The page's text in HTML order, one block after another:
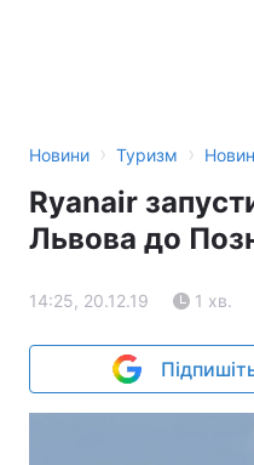
Новини › Туризм ›
Ryanair
Львова до
14:25, 20.12.19 1 хв.